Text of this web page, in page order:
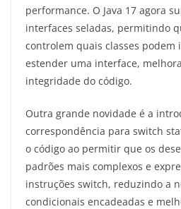
performance. O Java 17 agora
interfaces seladas, permitindo
controlem quais classes podem
estender uma interface,
integridade do código.
Outra grande novidade é a
correspondência para switch
o código ao permitir que os
padrões mais complexos e
instruções switch, reduzindo a
condicionais encadeadas e